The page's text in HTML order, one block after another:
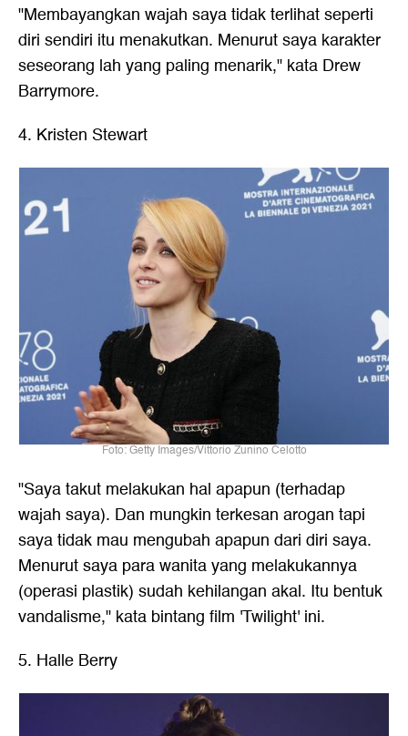
"Membayangkan wajah saya tidak terlihat seperti
diri sendiri itu menakutkan. Menurut saya karakter
seseorang lah yang paling menarik," kata Drew
Barrymore.
4. Kristen Stewart
Foto: Getty Images/Vittorio Zunino Celotto
"Saya takut melakukan hal apapun (terhadap
wajah saya). Dan mungkin terkesan arogan tapi
saya tidak mau mengubah apapun dari diri saya.
Menurut saya para wanita yang melakukannya
(operasi plastik) sudah kehilangan akal. Itu bentuk
vandalisme," kata bintang film 'Twilight' ini.
5. Halle Berry